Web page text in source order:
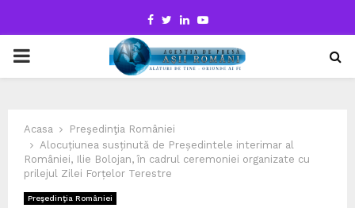
Facebook
TwitterLinkedinYoutube
PRIMARY
Acasa
Preşedinţia României
Alocuțiunea susținută de Președintele interimar al
României, Ilie Bolojan, în cadrul ceremoniei organizate cu
prilejul Zilei Forțelor Terestre
Preşedinţia României